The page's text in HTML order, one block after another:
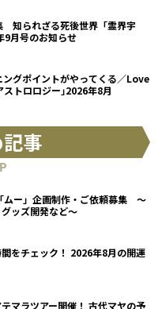
知られざる死後世界「霊界宇
9月号のお知らせ
ングポイントがやってくる／Love
ストロロジー｣2026年8月
事
ムー」企画制作・ご依頼募集 ～
ッズ開発など～
をチェック！ 2026年8月の開運
マラツアー開催！ 古代マヤの予